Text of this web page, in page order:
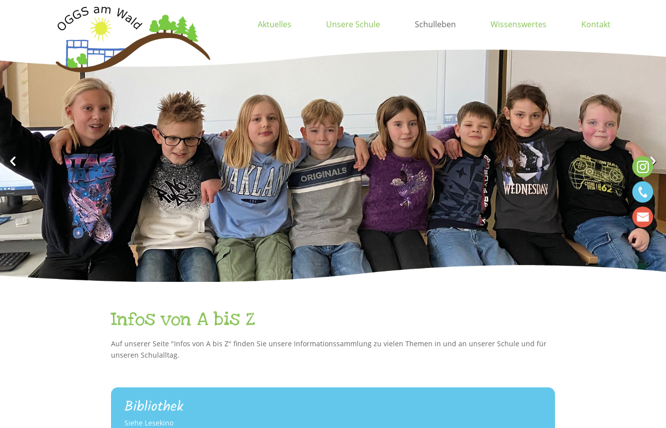
Aktuelles Unsere Schule Schulleben Wissenswertes Kontakt
Infos von A bis Z
Auf unserer Seite "Infos von A bis Z" finden Sie unsere Informationssammlung zu vielen Themen in und an unserer Schule und für
unseren Schulalltag.
Bibliothek
Siehe Lesekino